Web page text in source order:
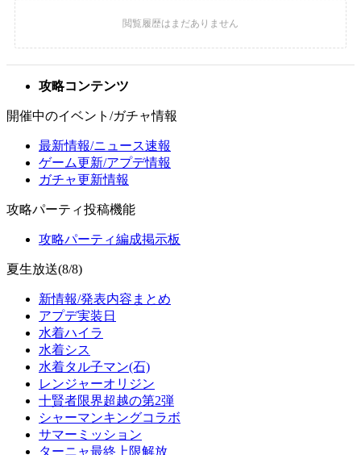
攻略コンテンツ
開催中のイベント/ガチャ情報
最新情報/ニュース速報
ゲーム更新/アプデ情報
ガチャ更新情報
攻略パーティ投稿機能
攻略パーティ編成掲示板
夏生放送(8/8)
新情報/発表内容まとめ
アプデ実装日
水着ハイラ
水着シス
水着タル子マン(石)
レンジャーオリジン
十賢者限界超越の第2弾
シャーマンキングコラボ
サマーミッション
ターニャ最終上限解放